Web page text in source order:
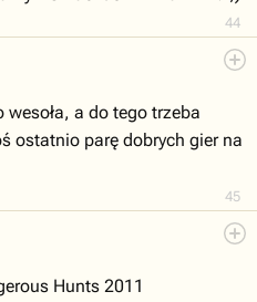
44
45
a do tego trzeba
ostatnio parę dobrych gier na
Hunts 2011